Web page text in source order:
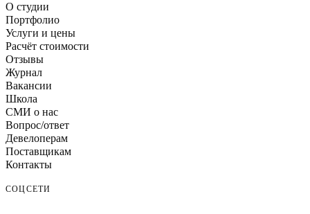
О студии
Портфолио
Услуги и цены
Расчёт стоимости
Отзывы
Журнал
Вакансии
Школа
СМИ о нас
Вопрос/ответ
Девелоперам
Поставщикам
Контакты
СОЦСЕТИ